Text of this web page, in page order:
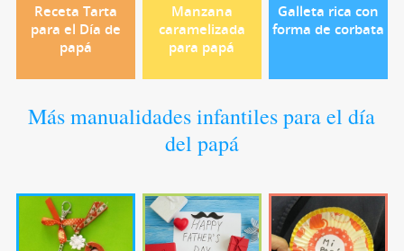
Receta Tarta
para el Día de
papá
Manzana
caramelizada
para papá
Galleta rica con
forma de corbata
Más manualidades infantiles para el día
del papá